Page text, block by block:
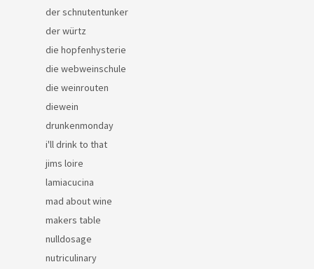
der schnutentunker
der würtz
die hopfenhysterie
die webweinschule
die weinrouten
diewein
drunkenmonday
i'll drink to that
jims loire
lamiacucina
mad about wine
makers table
nulldosage
nutriculinary